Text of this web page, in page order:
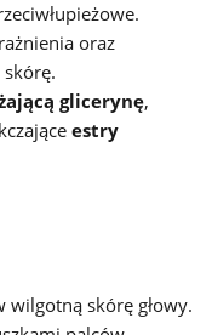
oraz
glicerynę,
estry
skórę głowy.